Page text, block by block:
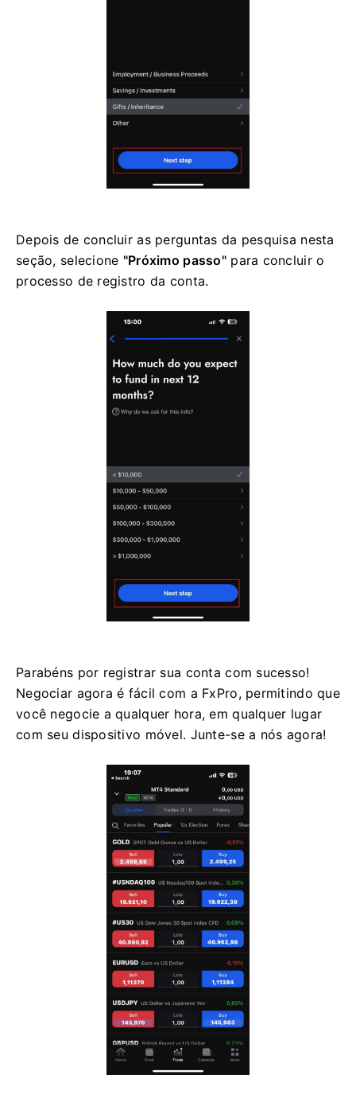
Depois de concluir as perguntas da pesquisa nesta
seção, selecione "Próximo passo"para concluir o
processo de registro da conta.
Parabéns por registrar sua conta com sucesso!
Negociar agora é fácil com a FxPro, permitindo que
você negocie a qualquer hora, em qualquer lugar
com seu dispositivo móvel. Junte-se a nós agora!